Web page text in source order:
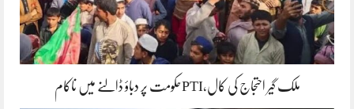
ملک گیر احتجاج کی کال،PTIحکومت پر دباؤ ڈالنے میں ناکام